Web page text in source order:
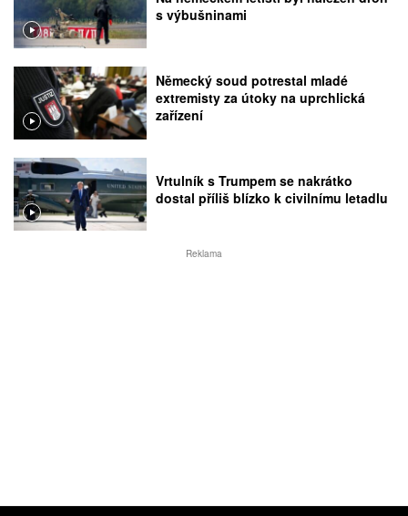
s výbušninami
Německý soud potrestal mladé
extremisty za útoky na uprchlická
zařízení
Vrtulník s Trumpem se nakrátko
dostal příliš blízko k civilnímu letadlu
Reklama